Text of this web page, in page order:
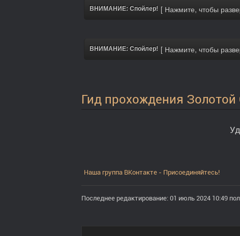
ВНИМАНИЕ: Спойлер!
ВНИМАНИЕ: Спойлер!
Гид прохождения Золотой
Наша группа ВКонтакте - Присоединяйтесь!
Последнее редактирование: 01 июль 2024 10:49